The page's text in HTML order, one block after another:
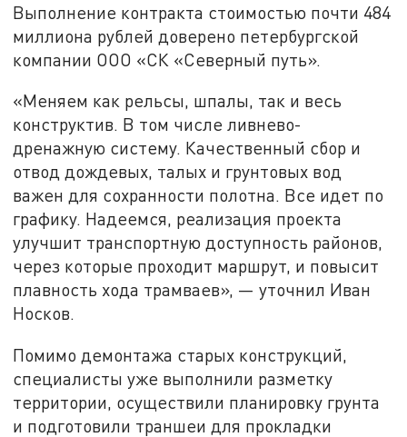
Выполнение контракта стоимостью почти 484
миллиона рублей доверено петербургской
компании ООО «СК «Северный путь».
«Меняем как рельсы, шпалы, так и весь
конструктив. В том числе ливнево-
дренажную систему. Качественный сбор и
отвод дождевых, талых и грунтовых вод
важен для сохранности полотна. Все идет по
графику. Надеемся, реализация проекта
улучшит транспортную доступность районов,
через которые проходит маршрут, и повысит
плавность хода трамваев», — уточнил Иван
Носков.
Помимо демонтажа старых конструкций,
специалисты уже выполнили разметку
территории, осуществили планировку грунта
и подготовили траншеи для прокладки